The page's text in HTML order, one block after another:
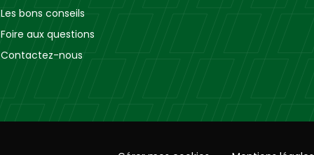
Les bons conseils
Foire aux questions
Contactez-nous